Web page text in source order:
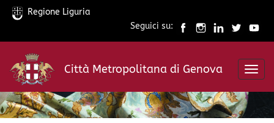
Salta
contenuto
principale
Regione Liguria
Seguici su:
Città Metropolitana di Genova